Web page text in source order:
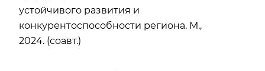
устойчивого развития и
конкурентоспособности региона. М.,
2024. (соавт.)